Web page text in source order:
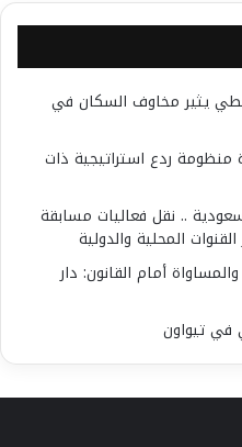
يثير مخاوف السكان في
منظومة ردع استراتيجية ذات
.. نقل فعاليات مسابقة
المحلية والدولية
أمام القانون: دار
تيواون